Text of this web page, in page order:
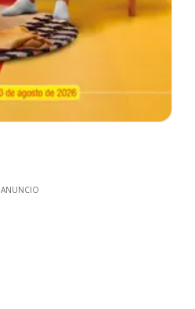
ANUNCIO